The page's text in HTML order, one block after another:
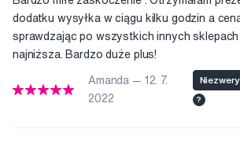
dodatku wysyłka w ciągu kilku godzin a
sprawdzając po wszystkich innych sklepach
najniższa. Bardzo duże plus!
Amanda — 12. 7.
2022
?